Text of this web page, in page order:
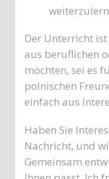
Der Unterricht
aus beruflichen
möchten, sei es
polnischen
einfach aus
Haben Sie
Nachricht, und
Gemeinsam